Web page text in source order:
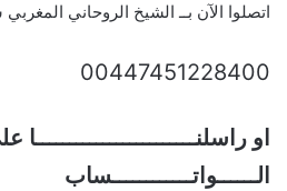
اتصلوا الآن بــ الشيخ الروحاني
00447451228400
او راسلنــــــــــــــــــــــــا
الــــــواتــــــــــــساب